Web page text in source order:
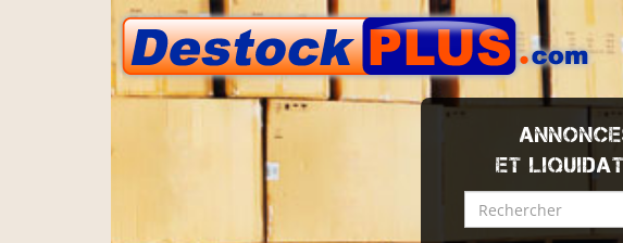
ET